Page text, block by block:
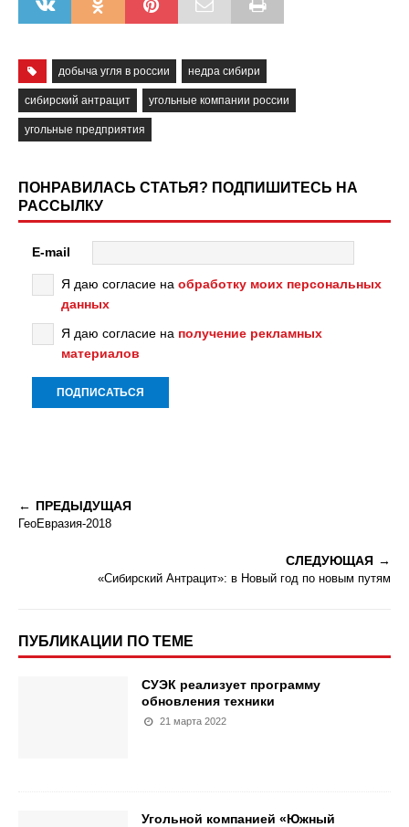
добыча угля в россии недра сибири
сибирский антрацит угольные компании россии
угольные предприятия
ПОНРАВИЛАСЬ СТАТЬЯ? ПОДПИШИТЕСЬ НА
РАССЫЛКУ
E-mail
Я даю согласие на обработку моих персональных
данных
Я даю согласие на получение рекламных
материалов
ПРЕДЫДУЩАЯ
ГеоЕвразия-2018
СЛЕДУЮЩАЯ
«Сибирский Антрацит»: в Новый год по новым путям
ПУБЛИКАЦИИ ПО ТЕМЕ
СУЭК реализует программу
обновления техники
21 марта 2022
Угольной компанией «Южный